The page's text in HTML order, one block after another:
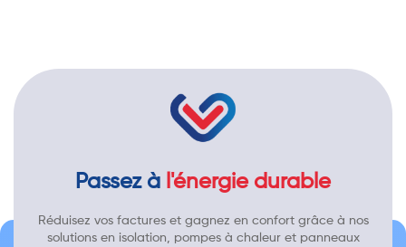
Passez à l'énergie durable
Réduisez vos factures et gagnez en confort grâce à nos
solutions en isolation, pompes à chaleur et panneaux